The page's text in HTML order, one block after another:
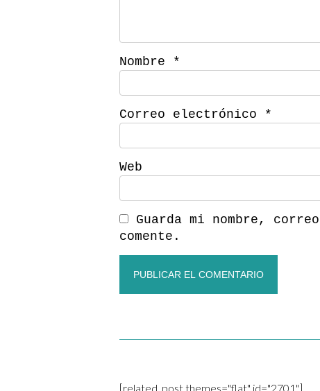
Nombre *
Correo electrónico *
Web
Guarda mi nombre,
comente.
[related_post themes="flat" id="2701"]